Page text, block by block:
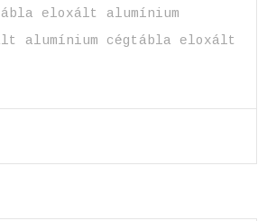
eloxált alumínium
alumínium cégtábla eloxált